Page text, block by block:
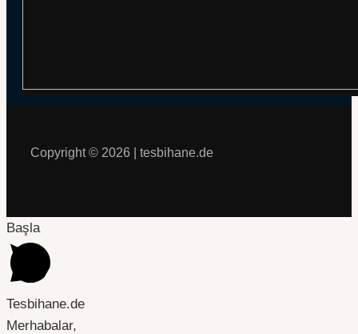
Copyright © 2026 | tesbihane.de
Başla
Tesbihane.de
Merhabalar,